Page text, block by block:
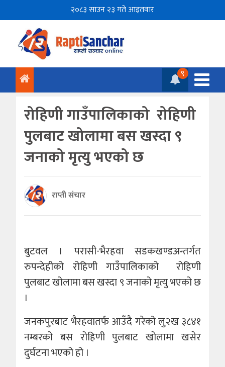
२०८३ साउन २३ गते आइतवार
९
रोहिणी गाउँपालिकाको रोहिणी
पुलबाट खोलामा बस खस्दा ९
जनाको मृत्यु भएको छ
राप्ती संचार
बुटवल । परासी-भैरहवा सडकखण्डअन्तर्गत
रुपन्देहीको रोहिणी गाउँपालिकाको रोहिणी
पुलबाट खोलामा बस खस्दा ९ जनाको मृत्यु भएको छ
।
जनकपुरबाट भैरहवातर्फ आउँदै गरेको लु२ख ३८४१
नम्बरको बस रोहिणी पुलबाट खोलामा खसेर
दुर्घटना भएको हो ।